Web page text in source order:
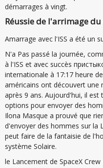
démarrages à vingt.
Réussie de l'arrimage du
Amarrage avec l'ISS a été un
N'a Pas passé la journée,
à l'ISS et avec succès
internationale à 17:17 heure
américains ont découvert une
après 9 ans. Aujourd'hui, il
options pour envoyer des
Ilona Masque a prouvé que
d'envoyer des hommes sur la
peut faire de la fantaisie de
système Solaire.
le Lancement de SpaceX